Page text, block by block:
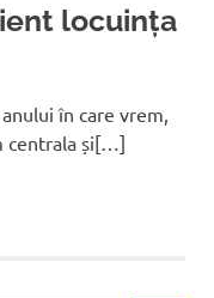
locuința
în care vrem,
centrala și[…]